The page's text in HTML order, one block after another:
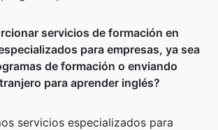
servicios de formación en
para empresas, ya sea
de formación o enviando
para aprender inglés?
servicios especializados para